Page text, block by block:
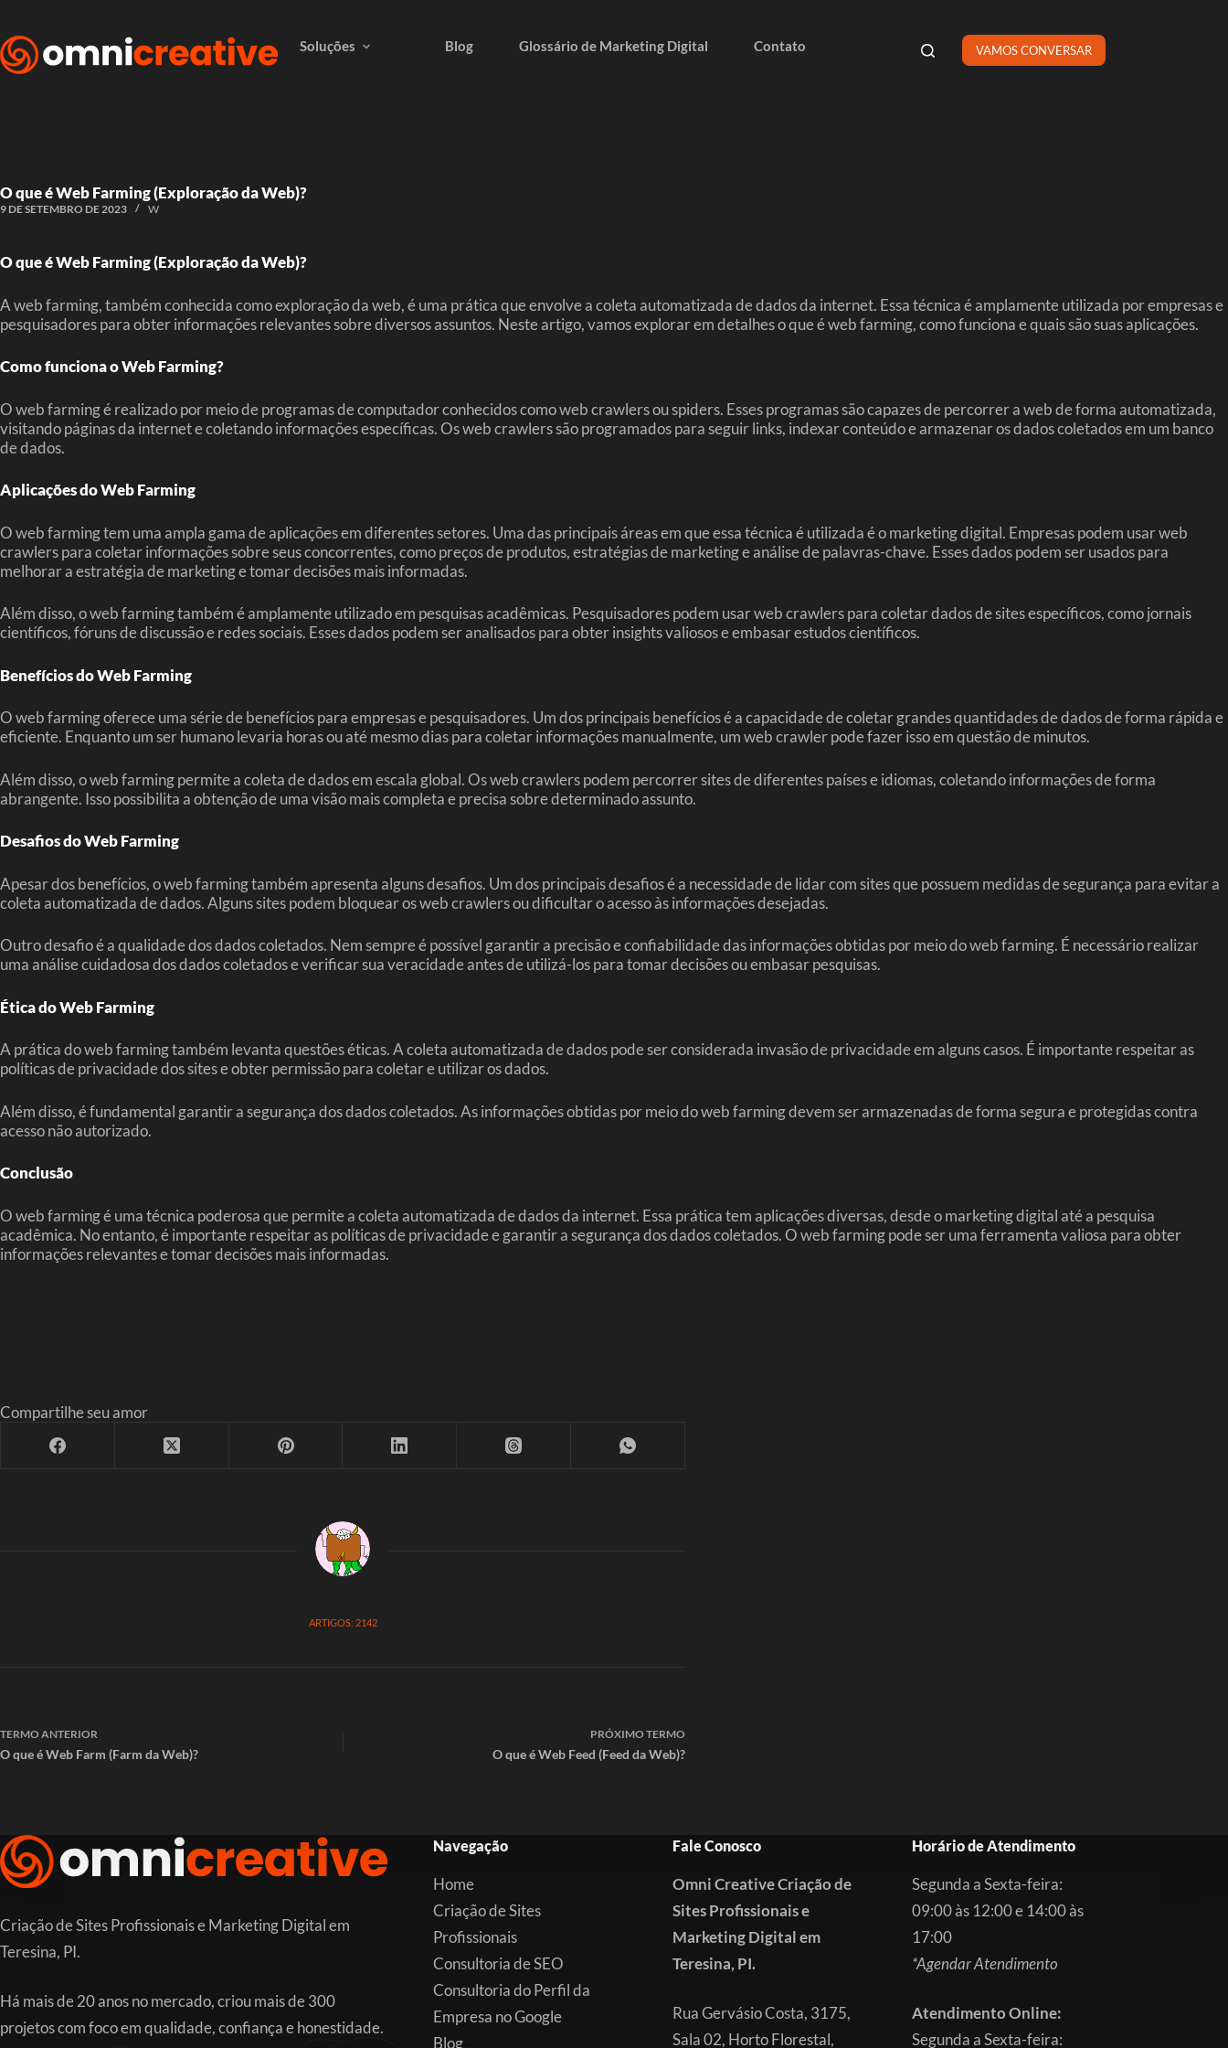
Soluções Blog Glossário de Marketing Digital Contato VAMOS CONVERSAR
O que é Web Farming (Exploração da Web)?
9 DE SETEMBRO DE 2023 W
O que é Web Farming (Exploração da Web)?
A web farming, também conhecida como exploração da web, é uma prática que envolve a coleta automatizada de dados da internet. Essa técnica é amplamente utilizada por empresas e
pesquisadores para obter informações relevantes sobre diversos assuntos. Neste artigo, vamos explorar em detalhes o que é web farming, como funciona e quais são suas aplicações.
Como funciona o Web Farming?
O web farming é realizado por meio de programas de computador conhecidos como web crawlers ou spiders. Esses programas são capazes de percorrer a web de forma automatizada,
visitando páginas da internet e coletando informações específicas. Os web crawlers são programados para seguir links, indexar conteúdo e armazenar os dados coletados em um banco
de dados.
Aplicações do Web Farming
O web farming tem uma ampla gama de aplicações em diferentes setores. Uma das principais áreas em que essa técnica é utilizada é o marketing digital. Empresas podem usar web
crawlers para coletar informações sobre seus concorrentes, como preços de produtos, estratégias de marketing e análise de palavras-chave. Esses dados podem ser usados para
melhorar a estratégia de marketing e tomar decisões mais informadas.
Além disso, o web farming também é amplamente utilizado em pesquisas acadêmicas. Pesquisadores podem usar web crawlers para coletar dados de sites específicos, como jornais
científicos, fóruns de discussão e redes sociais. Esses dados podem ser analisados para obter insights valiosos e embasar estudos científicos.
Benefícios do Web Farming
O web farming oferece uma série de benefícios para empresas e pesquisadores. Um dos principais benefícios é a capacidade de coletar grandes quantidades de dados de forma rápida e
eficiente. Enquanto um ser humano levaria horas ou até mesmo dias para coletar informações manualmente, um web crawler pode fazer isso em questão de minutos.
Além disso, o web farming permite a coleta de dados em escala global. Os web crawlers podem percorrer sites de diferentes países e idiomas, coletando informações de forma
abrangente. Isso possibilita a obtenção de uma visão mais completa e precisa sobre determinado assunto.
Desafios do Web Farming
Apesar dos benefícios, o web farming também apresenta alguns desafios. Um dos principais desafios é a necessidade de lidar com sites que possuem medidas de segurança para evitar a
coleta automatizada de dados. Alguns sites podem bloquear os web crawlers ou dificultar o acesso às informações desejadas.
Outro desafio é a qualidade dos dados coletados. Nem sempre é possível garantir a precisão e confiabilidade das informações obtidas por meio do web farming. É necessário realizar
uma análise cuidadosa dos dados coletados e verificar sua veracidade antes de utilizá-los para tomar decisões ou embasar pesquisas.
Ética do Web Farming
A prática do web farming também levanta questões éticas. A coleta automatizada de dados pode ser considerada invasão de privacidade em alguns casos. É importante respeitar as
políticas de privacidade dos sites e obter permissão para coletar e utilizar os dados.
Além disso, é fundamental garantir a segurança dos dados coletados. As informações obtidas por meio do web farming devem ser armazenadas de forma segura e protegidas contra
acesso não autorizado.
Conclusão
O web farming é uma técnica poderosa que permite a coleta automatizada de dados da internet. Essa prática tem aplicações diversas, desde o marketing digital até a pesquisa
acadêmica. No entanto, é importante respeitar as políticas de privacidade e garantir a segurança dos dados coletados. O web farming pode ser uma ferramenta valiosa para obter
informações relevantes e tomar decisões mais informadas.
Compartilhe seu amor
ARTIGOS: 2142
TERMO ANTERIOR
O que é Web Farm (Farm da Web)?
PRÓXIMO TERMO
O que é Web Feed (Feed da Web)?
Criação de Sites Profissionais e Marketing Digital em
Teresina, PI.
Há mais de 20 anos no mercado, criou mais de 300
projetos com foco em qualidade, confiança e honestidade.
Navegação
Home
Criação de Sites
Profissionais
Consultoria de SEO
Consultoria do Perfil da
Empresa no Google
Blog
Fale Conosco
Omni Creative Criação de
Sites Profissionais e
Marketing Digital em
Teresina, PI.
Rua Gervásio Costa, 3175,
Sala 02, Horto Florestal,
Horário de Atendimento
Segunda a Sexta-feira:
09:00 às 12:00 e 14:00 às
17:00
*Agendar Atendimento
Atendimento Online:
Segunda a Sexta-feira: